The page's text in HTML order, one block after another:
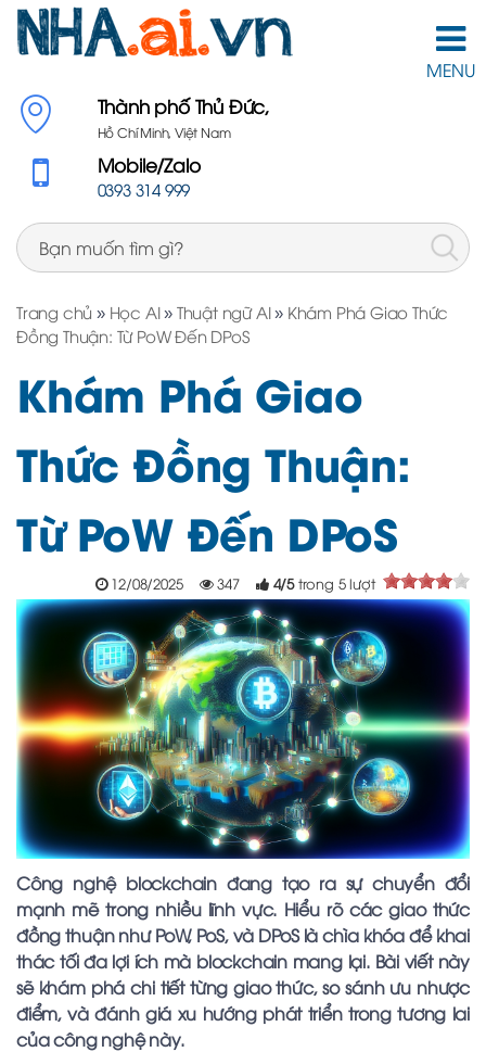
MENU
Thành phố Thủ Đức,
Hồ Chí Minh, Việt Nam
Mobile/Zalo
0393 314 999
Trang chủ » Học AI» Thuật ngữ AI» Khám Phá Giao Thức
Đồng Thuận: Từ PoW Đến DPoS
Khám Phá Giao
Thức Đồng Thuận:
Từ PoW Đến DPoS
12/08/2025 347 4/5 trong 5lượt
Công nghệ blockchain đang tạo ra sự chuyển đổi
mạnh mẽ trong nhiều lĩnh vực. Hiểu rõ các giao thức
đồng thuận như PoW, PoS, và DPoS là chìa khóa để khai
thác tối đa lợi ích mà blockchain mang lại. Bài viết này
sẽ khám phá chi tiết từng giao thức, so sánh ưu nhược
điểm, và đánh giá xu hướng phát triển trong tương lai
của công nghệ này.